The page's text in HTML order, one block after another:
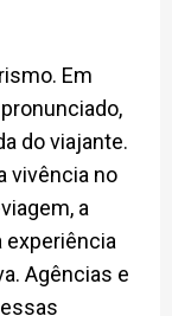
Em
do viajante.
vivência no
a
experiência
Agências e